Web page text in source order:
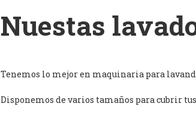
Nuestas
Tenemos lo mejor en maquinaria para
Disponemos de varios tamaños para cubrir